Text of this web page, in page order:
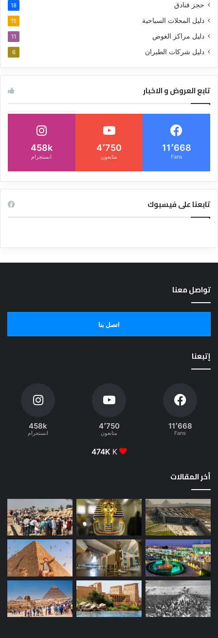
حجز فنادق 18
دليل المحلات السياحية 15
دليل مراكز الغوص 11
دليل شركات الطيران 6
تابع العروض و الاخبار
11٬668
Fans
4٬750
متابعون
458k
انستجرام
تابعنا على فيسبوك
تواصل معنا
اتصل بنا
إتبعنا
11٬668
Fans
4٬750
متابعون
458k
انستجرام
474K K
أخر المقالات